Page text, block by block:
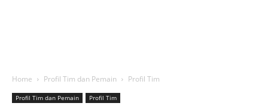
Home Profil Tim dan Pemain Profil Tim
Profil Tim dan Pemain Profil Tim